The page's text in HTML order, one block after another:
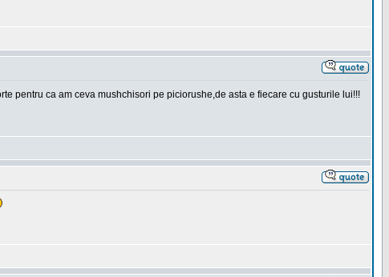
pentru ca am ceva mushchisori pe piciorushe,de asta e fiecare cu gusturile lui!!!